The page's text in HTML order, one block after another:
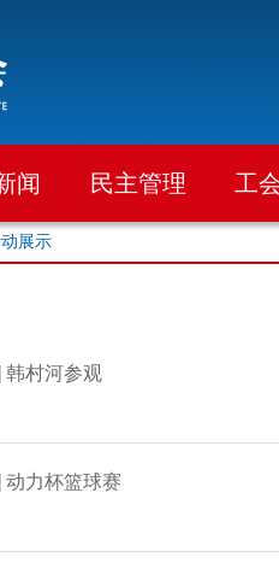
闻 民主管理 工
展示
韩村河参观
动力杯篮球赛